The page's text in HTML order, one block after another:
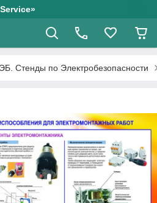
ЭБ. Стенды по Электробезопасности